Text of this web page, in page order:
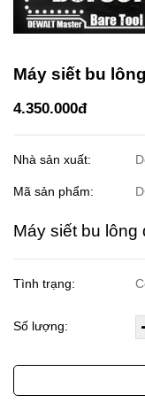
Máy siết bu
4.350.000đ
Nhà sản xuất:
Mã sản phẩm:
Máy siết bu lông
Tình trạng:
Số lượng: